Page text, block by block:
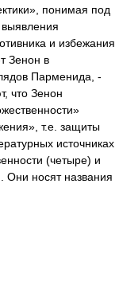
понимая под
и избежания
Зенон в
Парменида, -
что Зенон
т.е. защиты
источниках
(четыре) и
Они носят названия